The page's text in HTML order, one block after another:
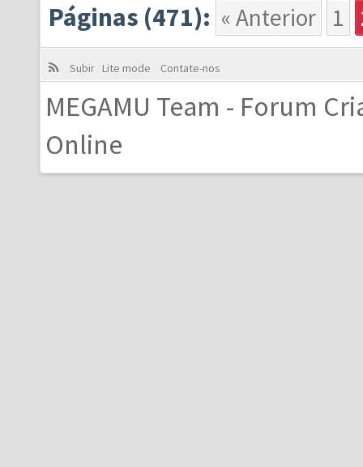
Páginas (471): « Anterior 1
Subir Lite mode Contate-nos
MEGAMU Team - Forum
Online